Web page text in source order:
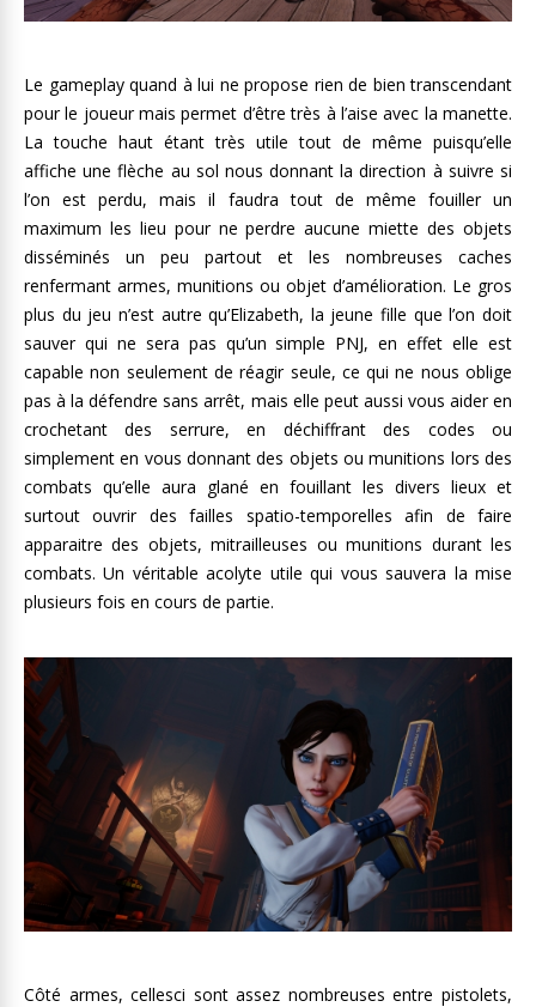
Le gameplay quand à lui ne propose rien de bien transcendant
pour le joueur mais permet d’être très à l’aise avec la manette.
La touche haut étant très utile tout de même puisqu’elle
affiche une flèche au sol nous donnant la direction à suivre si
l’on est perdu, mais il faudra tout de même fouiller un
maximum les lieu pour ne perdre aucune miette des objets
disséminés un peu partout et les nombreuses caches
renfermant armes, munitions ou objet d’amélioration. Le gros
plus du jeu n’est autre qu’Elizabeth, la jeune fille que l’on doit
sauver qui ne sera pas qu’un simple PNJ, en effet elle est
capable non seulement de réagir seule, ce qui ne nous oblige
pas à la défendre sans arrêt, mais elle peut aussi vous aider en
crochetant des serrure, en déchiffrant des codes ou
simplement en vous donnant des objets ou munitions lors des
combats qu’elle aura glané en fouillant les divers lieux et
surtout ouvrir des failles spatio-temporelles afin de faire
apparaitre des objets, mitrailleuses ou munitions durant les
combats. Un véritable acolyte utile qui vous sauvera la mise
plusieurs fois en cours de partie.
Côté armes, cellesci sont assez nombreuses entre pistolets,